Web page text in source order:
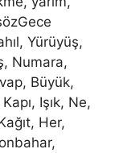
Yürüyüş,
Numara,
Büyük,
Işık, Ne,
Her,